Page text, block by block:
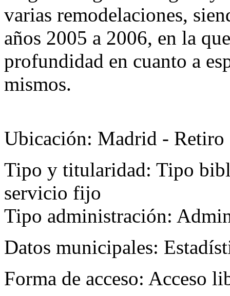
varias remodelaciones,
años 2005 a 2006, en la
profundidad en cuanto a
mismos.
Ubicación: Madrid - Retiro
Tipo y titularidad: Tipo
servicio fijo
Tipo administración:
Datos municipales:
Forma de acceso: Acceso